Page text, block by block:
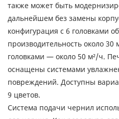
также может быть
дальнейшем без замены
конфигурация с 6 головками
производительность около 30
головками — около 50 м²/ч.
оснащены системами
повреждений. Доступны
9 цветов.
Система подачи чернил